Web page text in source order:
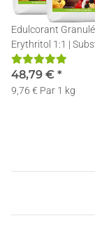
Edulcorant
Erythritol 1:1 |
Sucre Naturel |
Cristallisée Stévia |
48,79 € *
9,76 € Par 1 kg